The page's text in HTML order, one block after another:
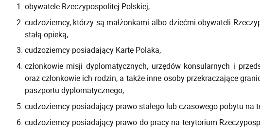
obywatele Rzeczypospolitej Polskiej,
cudzoziemcy, którzy są małżonkami albo dziećmi obywateli
stałą opieką,
cudzoziemcy posiadający Kartę Polaka,
członkowie misji dyplomatycznych, urzędów konsularnych i
oraz członkowie ich rodzin, a także inne osoby przekraczające
paszportu dyplomatycznego,
cudzoziemcy posiadający prawo stałego lub czasowego pobytu na
cudzoziemcy posiadający prawo do pracy na terytorium